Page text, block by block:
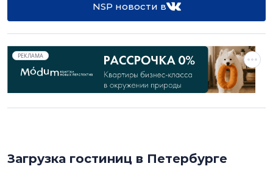
NSP новости в
РЕКЛАМА
Загрузка гостиниц в Петербурге